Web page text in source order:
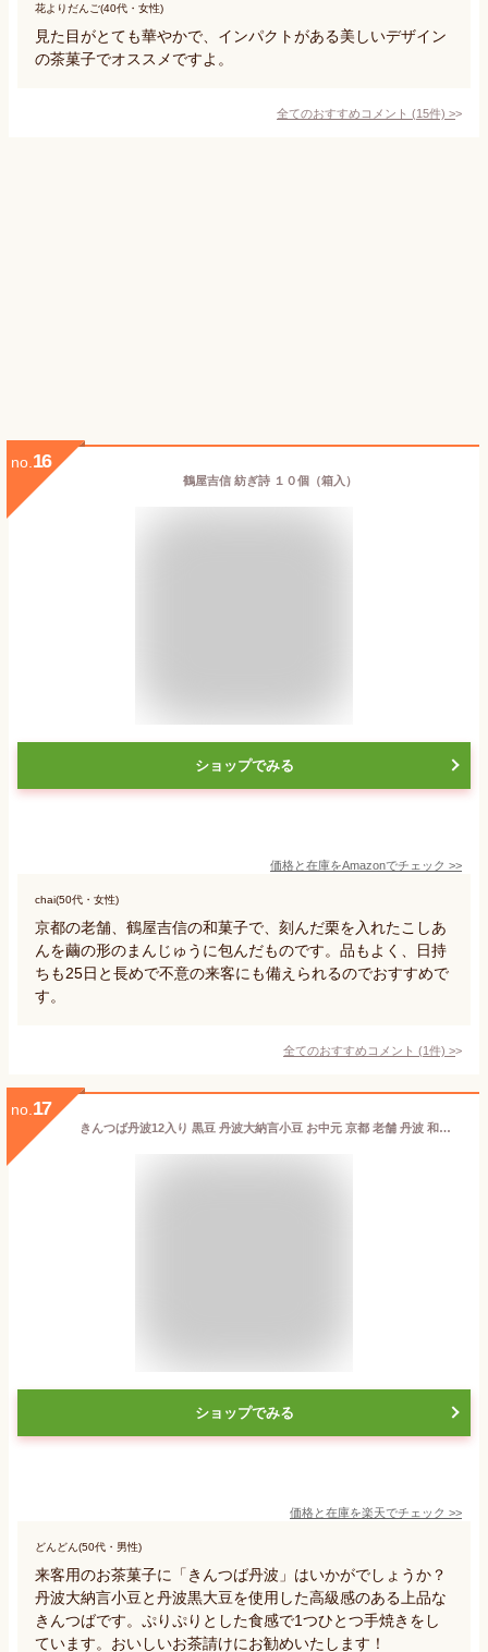
花よりだんご(40代・女性)
見た目がとても華やかで、インパクトがある美しいデザイン
の茶菓子でオススメですよ。
全てのおすすめコメント (15件) >
no. 16
鶴屋吉信 紡ぎ詩 １０個（箱入）
ショップでみる
価格と在庫をAmazonでチェック >>
chai(50代・女性)
京都の老舗、鶴屋吉信の和菓子で、刻んだ栗を入れたこしあ
んを繭の形のまんじゅうに包んだものです。品もよく、日持
ちも25日と長めで不意の来客にも備えられるのでおすすめで
す。
全てのおすすめコメント (1件) >
no. 17
きんつば丹波12入り 黒豆 丹波大納言小豆 お中元 京都 老舗 丹波 和菓子 誕生日 お茶請け 茶菓子 人気 手焼き サービスエリアで人気 レビュー お歳暮 敬老の日ギフト
ショップでみる
価格と在庫を楽天でチェック >>
どんどん(50代・男性)
来客用のお茶菓子に「きんつば丹波」はいかがでしょうか？
丹波大納言小豆と丹波黒大豆を使用した高級感のある上品な
きんつばです。ぷりぷりとした食感で1つひとつ手焼きをし
ています。おいしいお茶請けにお勧めいたします！